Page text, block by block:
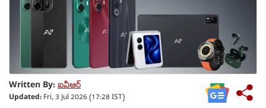
Written By: ఐవీఆర్
Updated: Fri, 3 Jul 2026 (17:28 IST)